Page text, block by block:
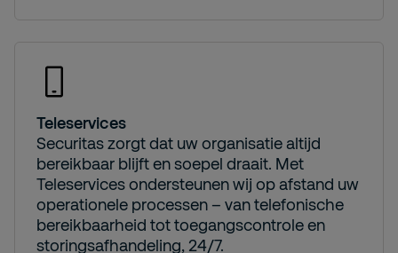
Teleservices
Securitas zorgt dat uw organisatie altijd
bereikbaar blijft en soepel draait. Met
Teleservices ondersteunen wij op afstand uw
operationele processen – van telefonische
bereikbaarheid tot toegangscontrole en
storingsafhandeling, 24/7.